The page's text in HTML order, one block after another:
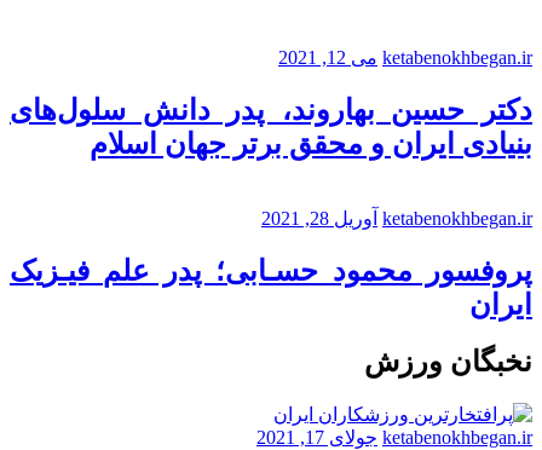
ketabenokhbegan.ir می 12, 2021
دکتر حسین بهاروند، پدر دانش سلول‌های
بنیادی ایران و محقق برتر جهان اسلام
ketabenokhbegan.ir آوریل 28, 2021
پروفسور محمود حسـابی؛ پدر علم فیـزیک
ایران
نخبگان ورزش
ketabenokhbegan.ir جولای 17, 2021